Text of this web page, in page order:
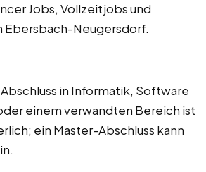
Jobs, Vollzeitjobs und
Ebersbach-Neugersdorf.
in Informatik, Software
einem verwandten Bereich ist
ein Master-Abschluss kann